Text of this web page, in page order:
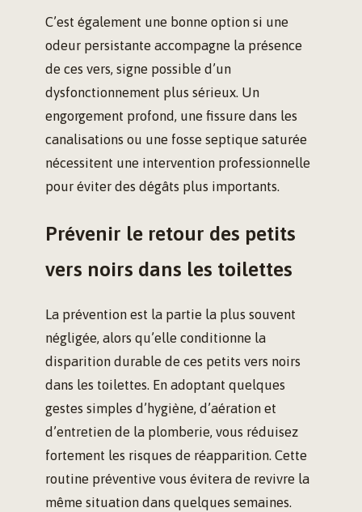
C’est également une bonne option si une
odeur persistante accompagne la présence
de ces vers, signe possible d’un
dysfonctionnement plus sérieux. Un
engorgement profond, une fissure dans les
canalisations ou une fosse septique saturée
nécessitent une intervention professionnelle
pour éviter des dégâts plus importants.
Prévenir le retour des petits
vers noirs dans les toilettes
La prévention est la partie la plus souvent
négligée, alors qu’elle conditionne la
disparition durable de ces petits vers noirs
dans les toilettes. En adoptant quelques
gestes simples d’hygiène, d’aération et
d’entretien de la plomberie, vous réduisez
fortement les risques de réapparition. Cette
routine préventive vous évitera de revivre la
même situation dans quelques semaines.